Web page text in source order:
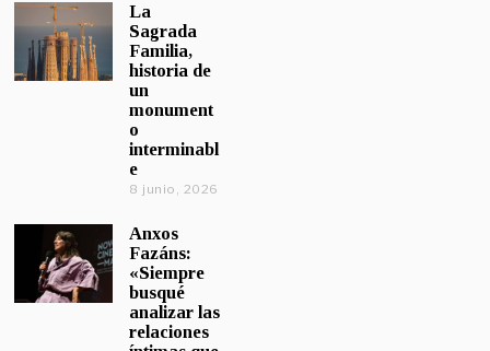
La
Sagrada
Familia,
historia de
un
monument
o
interminabl
e
8 junio, 2026
Anxos
Fazáns:
«Siempre
busqué
analizar las
relaciones